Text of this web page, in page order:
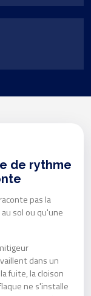
de rythme
pas la
sol ou qu'une
dans un
fuite, la cloison
ne s'installe